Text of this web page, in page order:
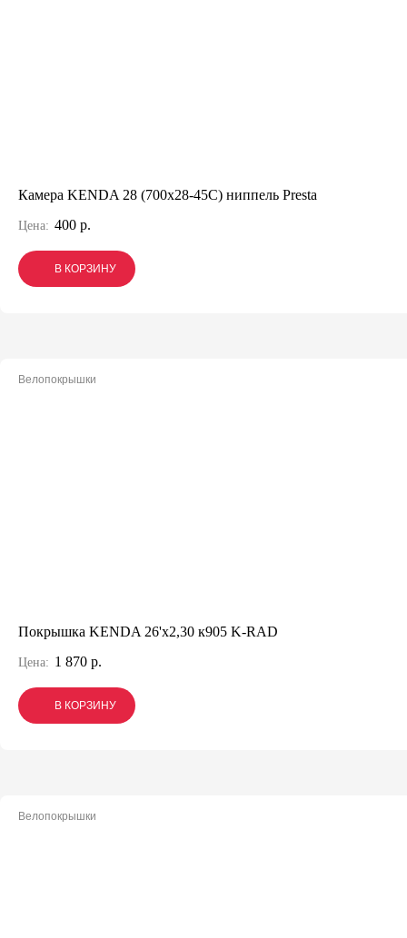
Камера KENDA 28 (700x28-45C) ниппель Presta
Цена: 400 р.
В КОРЗИНУ
В КОРЗИНУ
В КОРЗИНУ
Велопокрышки
Покрышка KENDA 26'х2,30 к905 K-RAD
Цена: 1 870 р.
В КОРЗИНУ
В КОРЗИНУ
В КОРЗИНУ
Велопокрышки